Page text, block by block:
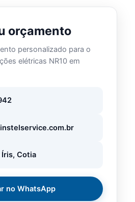
orçamento
personalizado para o
elétricas NR10 em
Cotia
no WhatsApp